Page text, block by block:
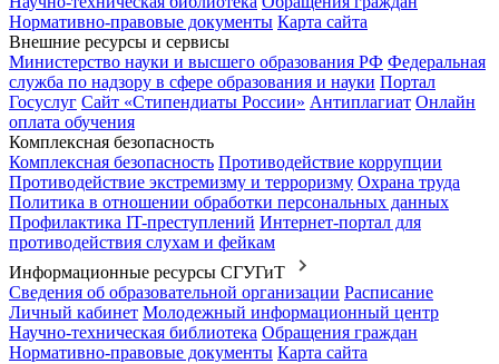
Нормативно-правовые документы Карта сайта
Внешние ресурсы и сервисы
Министерство науки и высшего образования РФ Федеральная
служба по надзору в сфере образования и науки Портал
Госуслуг Сайт «Стипендиаты России» Антиплагиат Онлайн
оплата обучения
Комплексная безопасность
Комплексная безопасность Противодействие коррупции
Противодействие экстремизму и терроризму Охрана труда
Политика в отношении обработки персональных данных
Профилактика IT-преступлений Интернет-портал для
противодействия слухам и фейкам
Информационные ресурсы СГУГиТ
Сведения об образовательной организации Расписание
Личный кабинет Молодежный информационный центр
Научно-техническая библиотека Обращения граждан
Нормативно-правовые документы Карта сайта